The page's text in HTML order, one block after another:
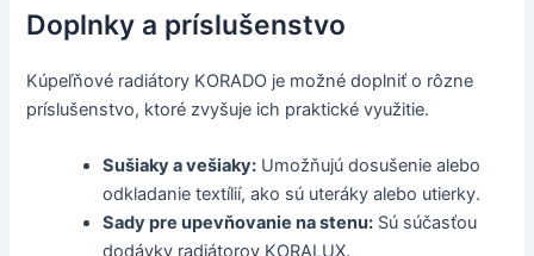
Doplnky a príslušenstvo
Kúpeľňové radiátory KORADO je možné doplniť o rôzne
príslušenstvo, ktoré zvyšuje ich praktické využitie.
Sušiaky a vešiaky: Umožňujú dosušenie alebo
odkladanie textílií, ako sú uteráky alebo utierky.
Sady pre upevňovanie na stenu: Sú súčasťou
dodávky radiátorov KORALUX.